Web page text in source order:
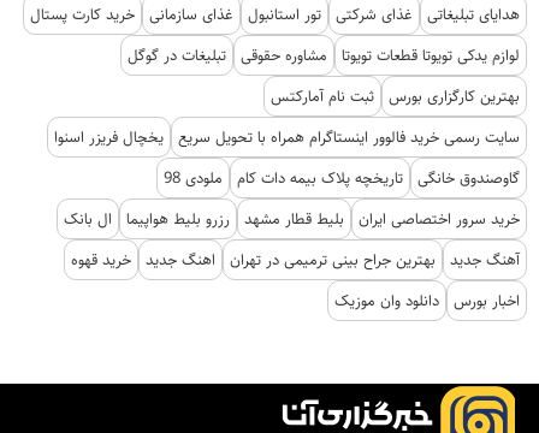
هدایای تبلیغاتی
غذای شرکتی تور استانبول غذای سازمانی خرید کارت پستال
لوازم یدکی تویوتا قطعات تویوتا
مشاوره حقوقی تبلیغات در گوگل
بهترین کارگزاری بورس ثبت نام آمارکتس
سایت رسمی خرید فالوور اینستاگرام همراه با تحویل سریع یخچال فریزر اسنوا
گاوصندوق خانگی تاریخچه پلاک بیمه دات کام
ملودی 98
خرید سرور اختصاصی ایران
بلیط قطار مشهد رزرو بلیط هواپیما
ال بانک
آهنگ جدید
بهترین جراح بینی ترمیمی در تهران اهنگ جدید خرید قهوه
اخبار بورس دانلود وان موزیک